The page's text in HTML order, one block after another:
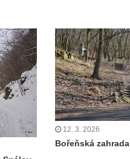
12. 3. 2026
Bořeňská zahrada